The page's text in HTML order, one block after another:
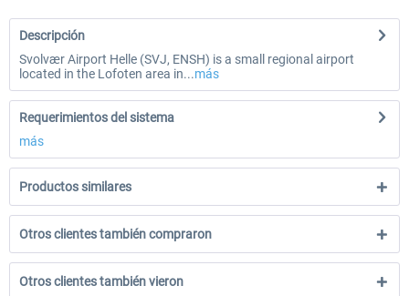
Descripción
Svolvær Airport Helle (SVJ, ENSH) is a small regional airport
located in the Lofoten area in...más
Requerimientos del sistema
más
Productos similares
Otros clientes también compraron
Otros clientes también vieron